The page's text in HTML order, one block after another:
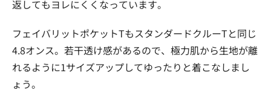
返してもヨレにくくなっています。
フェイバリットポケットTもスタンダードクルーTと同じ
4.8オンス。若干透け感があるので、極力肌から生地が離
れるように1サイズアップしてゆったりと着こなしまし
ょう。